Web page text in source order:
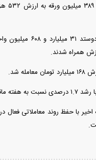
رسید.
با حفظ روند معاملاتی فعال